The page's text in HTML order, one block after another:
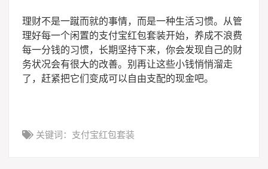
理财不是一蹴而就的事情，而是一种生活习惯。从管
理好每一个闲置的支付宝红包套装开始，养成不浪费
每一分钱的习惯，长期坚持下来，你会发现自己的财
务状况会有很大的改善。别再让这些小钱悄悄溜走
了，赶紧把它们变成可以自由支配的现金吧。
关键词： 支付宝红包套装